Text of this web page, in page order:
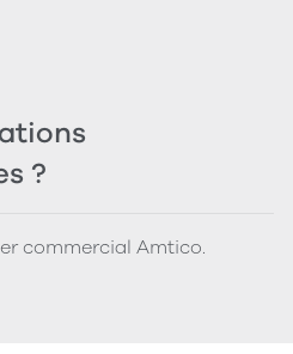
?
commercial Amtico.